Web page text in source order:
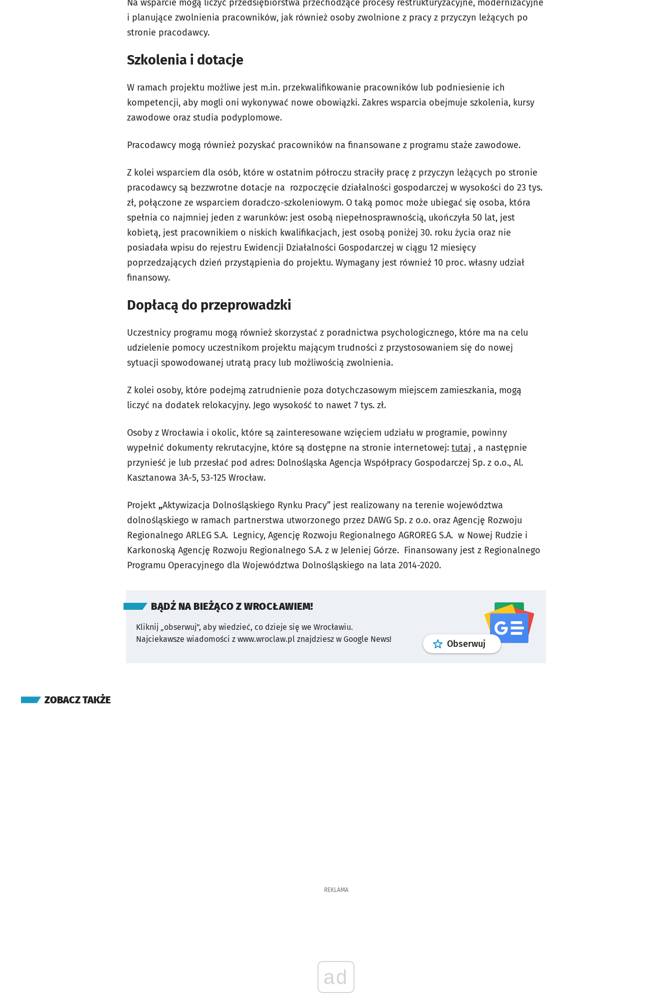
Na wsparcie mogą liczyć przedsiębiorstwa przechodzące procesy restrukturyzacyjne, modernizacyjne
i planujące zwolnienia pracowników, jak również osoby zwolnione z pracy z przyczyn leżących po
stronie pracodawcy.
Szkolenia i dotacje
W ramach projektu możliwe jest m.in. przekwalifikowanie pracowników lub podniesienie ich
kompetencji, aby mogli oni wykonywać nowe obowiązki. Zakres wsparcia obejmuje szkolenia, kursy
zawodowe oraz studia podyplomowe.
Pracodawcy mogą również pozyskać pracowników na finansowane z programu staże zawodowe.
Z kolei wsparciem dla osób, które w ostatnim półroczu straciły pracę z przyczyn leżących po stronie
pracodawcy są bezzwrotne dotacje na rozpoczęcie działalności gospodarczej w wysokości do 23 tys.
zł, połączone ze wsparciem doradczo-szkoleniowym. O taką pomoc może ubiegać się osoba, która
spełnia co najmniej jeden z warunków: jest osobą niepełnosprawnością, ukończyła 50 lat, jest
kobietą, jest pracownikiem o niskich kwalifikacjach, jest osobą poniżej 30. roku życia oraz nie
posiadała wpisu do rejestru Ewidencji Działalności Gospodarczej w ciągu 12 miesięcy
poprzedzających dzień przystąpienia do projektu. Wymagany jest również 10 proc. własny udział
finansowy.
Dopłacą do przeprowadzki
Uczestnicy programu mogą również skorzystać z poradnictwa psychologicznego, które ma na celu
udzielenie pomocy uczestnikom projektu mającym trudności z przystosowaniem się do nowej
sytuacji spowodowanej utratą pracy lub możliwością zwolnienia.
Z kolei osoby, które podejmą zatrudnienie poza dotychczasowym miejscem zamieszkania, mogą
liczyć na dodatek relokacyjny. Jego wysokość to nawet 7 tys. zł.
Osoby z Wrocławia i okolic, które są zainteresowane wzięciem udziału w programie, powinny
wypełnić dokumenty rekrutacyjne, które są dostępne na stronie internetowej: tutaj , a następnie
przynieść je lub przesłać pod adres: Dolnośląska Agencja Współpracy Gospodarczej Sp. z o.o., Al.
Kasztanowa 3A-5, 53-125 Wrocław.
Projekt „Aktywizacja Dolnośląskiego Rynku Pracy” jest realizowany na terenie województwa
dolnośląskiego w ramach partnerstwa utworzonego przez DAWG Sp. z o.o. oraz Agencję Rozwoju
Regionalnego ARLEG S.A. Legnicy, Agencję Rozwoju Regionalnego AGROREG S.A. w Nowej Rudzie i
Karkonoską Agencję Rozwoju Regionalnego S.A. z w Jeleniej Górze. Finansowany jest z Regionalnego
Programu Operacyjnego dla Województwa Dolnośląskiego na lata 2014-2020.
BĄDŹ NA BIEŻĄCO Z WROCŁAWIEM!
Kliknij „obserwuj”, aby wiedzieć, co dzieje się we Wrocławiu.
Najciekawsze wiadomości z www.wroclaw.pl znajdziesz w Google News!
Obserwuj profilgoogle news
ZOBACZ TAKŻE
REKLAMA
ad